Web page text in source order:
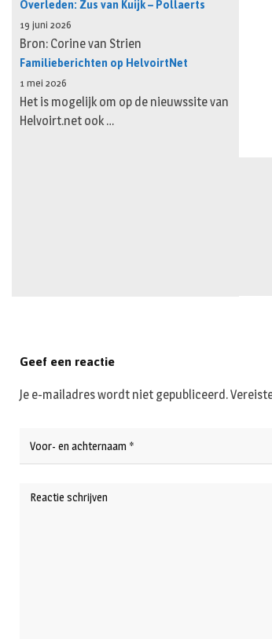
Overleden: Zus van Kuijk – Pollaerts
19 juni 2026
Bron: Corine van Strien
Familieberichten op HelvoirtNet
1 mei 2026
Het is mogelijk om op de nieuwssite van
Helvoirt.net ook …
Geef een reactie
Je e-mailadres wordt niet gepubliceerd.